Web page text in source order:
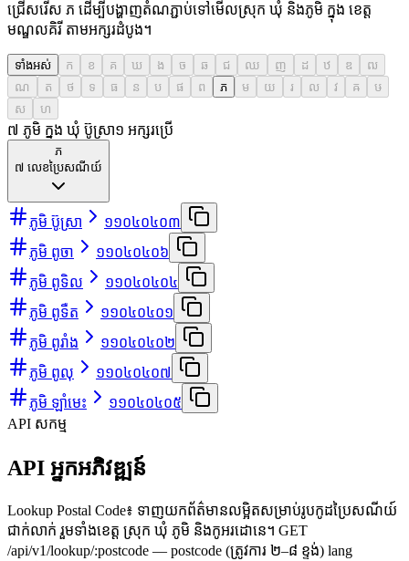
ជ្រើសរើស ភ ដើម្បីបង្ហាញតំណភ្ជាប់ទៅមើលស្រុក ឃុំ និងភូមិ ក្នុង ខេត្ត
មណ្ឌលគិរី តាមអក្សរដំបូង។
ទាំងអស់ ក ខ គ ឃ ង ច ឆ ជ ឈ ញ ដ ឋ ឌ
ឍ
ណ
ត ថ ទ ធ ន ប ផ ព ភ ម យ រ ល វ ឝ
ឞ
ស
ហ
៧ ភូមិ ក្នុង ឃុំ ប៊ូស្រា១ អក្សរប្រើ
ភ
៧ លេខប្រៃសណីយ៍
ភូមិ ប៊ូស្រា
១១០៤០៤០៣
ភូមិ ពូចា
១១០៤០៤០៦
ភូមិ ពូទិល
១១០៤០៤០៤
ភូមិ ពូទឺត
១១០៤០៤០១
ភូមិ ពូរាំង
១១០៤០៤០២
ភូមិ ពូលុ
១១០៤០៤០៧
ភូមិ ឡាំមេះ
១១០៤០៤០៥
API សកម្ម
API អ្នកអភិវឌ្ឍន៍
Lookup Postal Code៖ ទាញយកព័ត៌មានលម្អិតសម្រាប់រូបកូដប្រៃសណីយ៍
ជាក់លាក់ រួមទាំងខេត្ត ស្រុក ឃុំ ភូមិ និងកូអរដោនេ។ GET
/api/v1/lookup/:postcode — postcode (ត្រូវការ ២–៨ ខ្ទង់) lang